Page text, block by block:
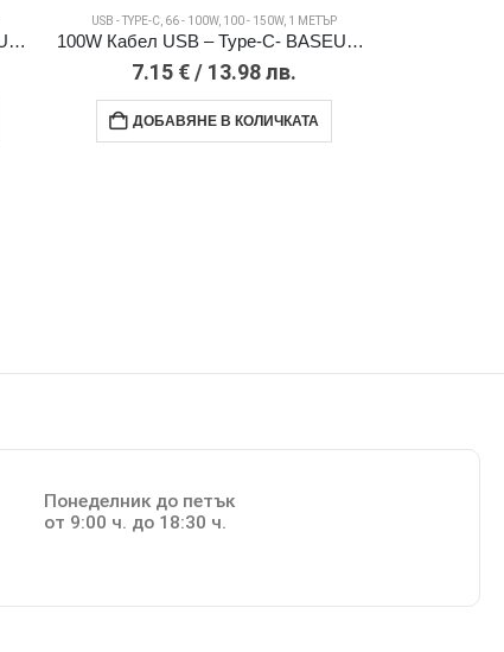
100W Кабел USB – Type-C- BASEUS Pudding , 1,2 м /бял/
USB - TYPE-C, 66 - 100W, 100 - 150W, 1 МЕТЪР
100W Кабел USB – Type-C- BASEUS Pudding , 2m /черен/
7.15 €/ 13.98 лв.
ДОБАВЯНЕ В КОЛИЧКАТА
Понеделник до петък
от 9:00 ч. до 18:30 ч.